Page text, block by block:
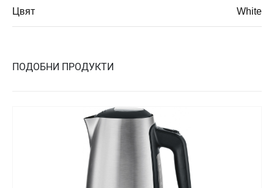
Цвят White
ПОДОБНИ ПРОДУКТИ